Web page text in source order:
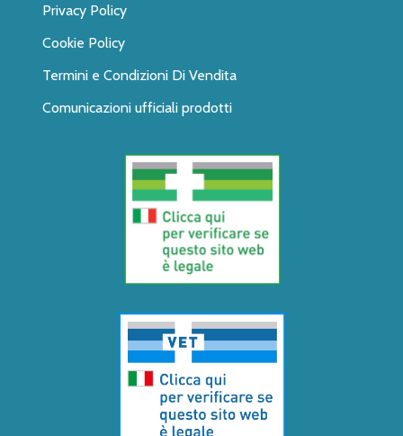
Privacy Policy
Cookie Policy
Termini e Condizioni Di Vendita
Comunicazioni ufficiali prodotti